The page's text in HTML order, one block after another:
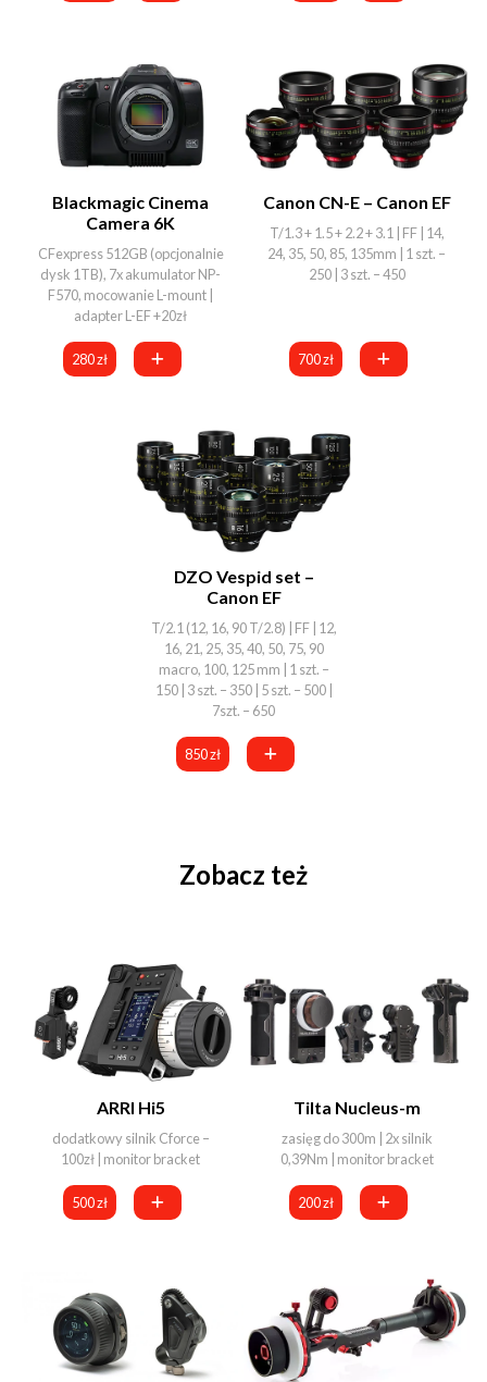
Blackmagic Cinema
Camera 6K
CFexpress 512GB (opcjonalnie
dysk 1TB), 7x akumulator NP-
F570, mocowanie L-mount |
adapter L-EF +20zł
280 zł
Canon CN-E – Canon EF
T/1.3 + 1.5 + 2.2 + 3.1 | FF | 14,
24, 35, 50, 85, 135mm | 1 szt. –
250 | 3 szt. – 450
700 zł
DZO Vespid set –
Canon EF
T/2.1 (12, 16, 90 T/2.8) | FF | 12,
16, 21, 25, 35, 40, 50, 75, 90
macro, 100, 125 mm | 1 szt. –
150 | 3 szt. – 350 | 5 szt. – 500 |
7szt. – 650
850 zł
Zobacz też
ARRI Hi5
dodatkowy silnik Cforce –
100zł | monitor bracket
500 zł
Tilta Nucleus-m
zasięg do 300m | 2x silnik
0,39Nm | monitor bracket
200 zł